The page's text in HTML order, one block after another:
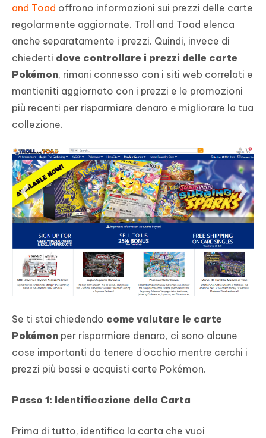
and Toad offrono informazioni sui prezzi delle carte
regolarmente aggiornate. Troll and Toad elenca
anche separatamente i prezzi. Quindi, invece di
chiederti dove controllare i prezzi delle carte
Pokémon, rimani connesso con i siti web correlati e
mantieniti aggiornato con i prezzi e le promozioni
più recenti per risparmiare denaro e migliorare la tua
collezione.
Se ti stai chiedendo come valutare le carte
Pokémon per risparmiare denaro, ci sono alcune
cose importanti da tenere d'occhio mentre cerchi i
prezzi più bassi e acquisti carte Pokémon.
Passo 1: Identificazione della Carta
Prima di tutto, identifica la carta che vuoi